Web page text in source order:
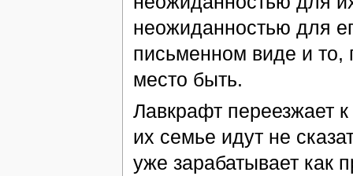
неожиданностью для
письменном виде и то,
место быть.
Лавкрафт переезжает
их семье идут не
уже зарабатывает как